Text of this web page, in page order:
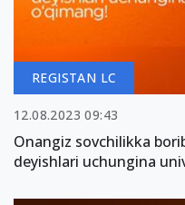
REGISTAN LC
12.08.2023 09:43
Onangiz sovchilikka
deyishlari uchungina